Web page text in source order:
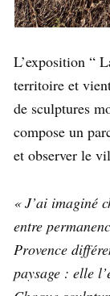
L’exposition “
territoire et
de sculptures
compose un
et observer le
« J’ai imaginé
entre
Provence
paysage : elle